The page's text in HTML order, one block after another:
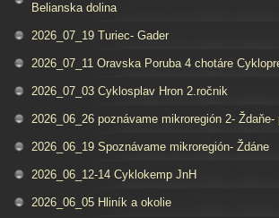
Belianska dolina
2026_07_19 Turiec- Gader
2026_07_11 Oravska Poruba 4 chotáre
2026_07_03 Cyklosplav Hron 2.ročnik
2026_06_26 poznávame mikroregión 2- Ždaňe-
2026_06_19 Spoznávame mikroregión- Ždáne
2026_06_12-14 Cyklokemp JnH
2026_06_05 Hliník a okolie